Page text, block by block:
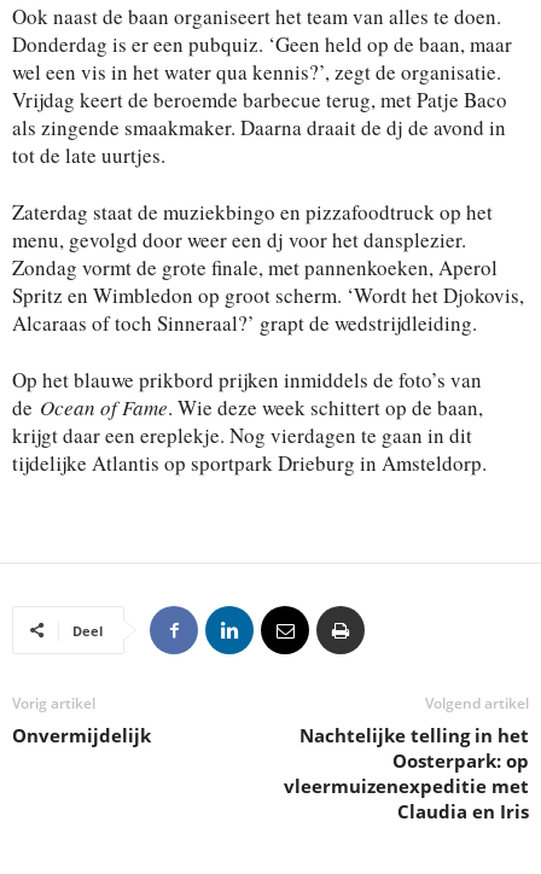
Ook naast de baan organiseert het team van alles te doen.
Donderdag is er een pubquiz. ‘Geen held op de baan, maar
wel een vis in het water qua kennis?’, zegt de organisatie.
Vrijdag keert de beroemde barbecue terug, met Patje Baco
als zingende smaakmaker. Daarna draait de dj de avond in
tot de late uurtjes.
Zaterdag staat de muziekbingo en pizzafoodtruck op het
menu, gevolgd door weer een dj voor het dansplezier.
Zondag vormt de grote finale, met pannenkoeken, Aperol
Spritz en Wimbledon op groot scherm. ‘Wordt het Djokovis,
Alcaraas of toch Sinneraal?’ grapt de wedstrijdleiding.
Op het blauwe prikbord prijken inmiddels de foto’s van
de Ocean of Fame. Wie deze week schittert op de baan,
krijgt daar een ereplekje. Nog vierdagen te gaan in dit
tijdelijke Atlantis op sportpark Drieburg in Amsteldorp.
Deel
Vorig artikel
Onvermijdelijk
Volgend artikel
Nachtelijke telling in het
Oosterpark: op
vleermuizenexpeditie met
Claudia en Iris